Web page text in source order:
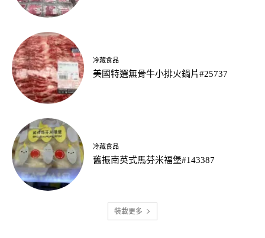
冷藏食品
美國特選無骨牛小排火鍋片#25737
冷藏食品
舊振南英式馬芬米福堡#143387
裝載更多